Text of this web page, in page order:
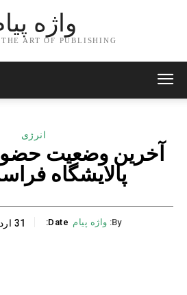
واژه
ART OF PUBLISHING
انرژی
پالایشگاه
By: واژه پیام Date: 31 اردیبهشت 1402